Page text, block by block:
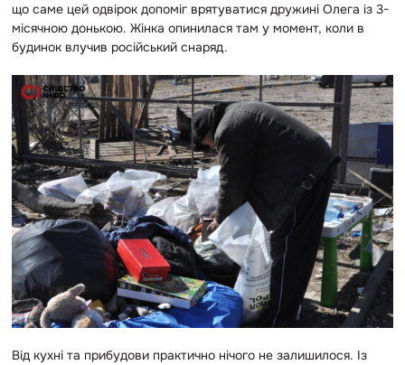
що саме цей одвірок допоміг врятуватися дружині Олега із 3-
місячною донькою. Жінка опинилася там у момент, коли в
будинок влучив російський снаряд.
Від кухні та прибудови практично нічого не залишилося. Із